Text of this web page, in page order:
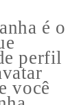
é o
perfil
você